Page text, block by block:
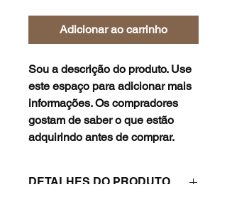
Adicionar ao carrinho
Sou a descrição do produto. Use
este espaço para adicionar mais
informações. Os compradores
gostam de saber o que estão
adquirindo antes de comprar.
DETALHES DO PRODUTO